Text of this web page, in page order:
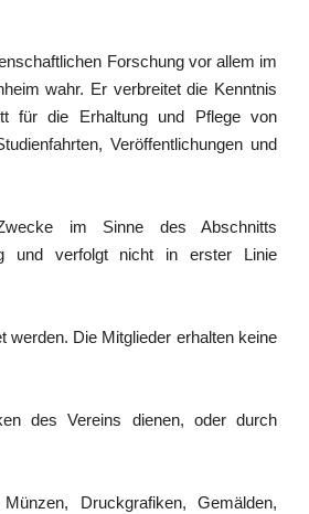
Forschung vor allem im
wahr. Er verbreitet die Kenntnis
für die Erhaltung und Pflege von
Veröffentlichungen und
im Sinne des Abschnitts
und verfolgt nicht in erster Linie
werden. Die Mitglieder erhalten keine
des Vereins dienen, oder durch
Druckgrafiken, Gemälden,